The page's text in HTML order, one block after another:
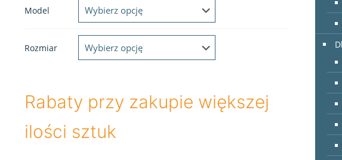
Model
Rozmiar
Rabaty przy zakupie większej
ilości sztuk